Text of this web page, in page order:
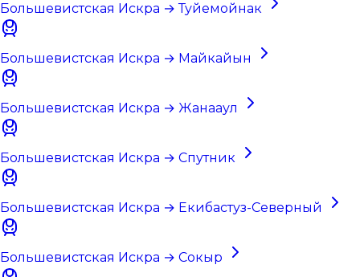
Большевистская Искра → Туйемойнак
Большевистская Искра → Майкайын
Большевистская Искра → Жанааул
Большевистская Искра → Спутник
Большевистская Искра → Екибастуз-Северный
Большевистская Искра → Сокыр